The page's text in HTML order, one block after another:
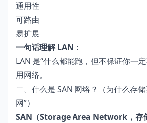
通用性
可路由
易扩展
一句话理解 LAN：
LAN 是“什么都能跑，但不保证你一
用网络。
二、什么是 SAN 网络？（为什么存
网”）
SAN（Storage Area Network，存